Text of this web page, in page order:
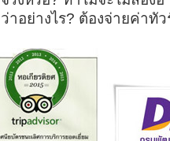
ว่าอย่างไร? ต้องจ่ายค่าทั